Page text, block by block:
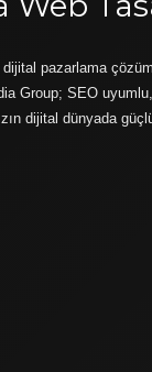
pazarlama
Group; SEO
dijital dünyada